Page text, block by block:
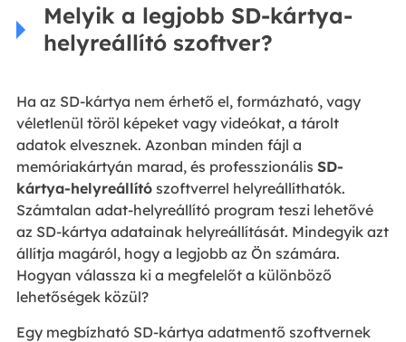
Melyik a legjobb SD-kártya-
helyreállító szoftver?
Ha az SD-kártya nem érhető el, formázható, vagy
véletlenül töröl képeket vagy videókat, a tárolt
adatok elvesznek. Azonban minden fájl a
memóriakártyán marad, és professzionális SD-
kártya-helyreállítószoftverrel helyreállíthatók.
Számtalan adat-helyreállító program teszi lehetővé
az SD-kártya adatainak helyreállítását. Mindegyik azt
állítja magáról, hogy a legjobb az Ön számára.
Hogyan válassza ki a megfelelőt a különböző
lehetőségek közül?
Egy megbízható SD-kártya adatmentő szoftvernek